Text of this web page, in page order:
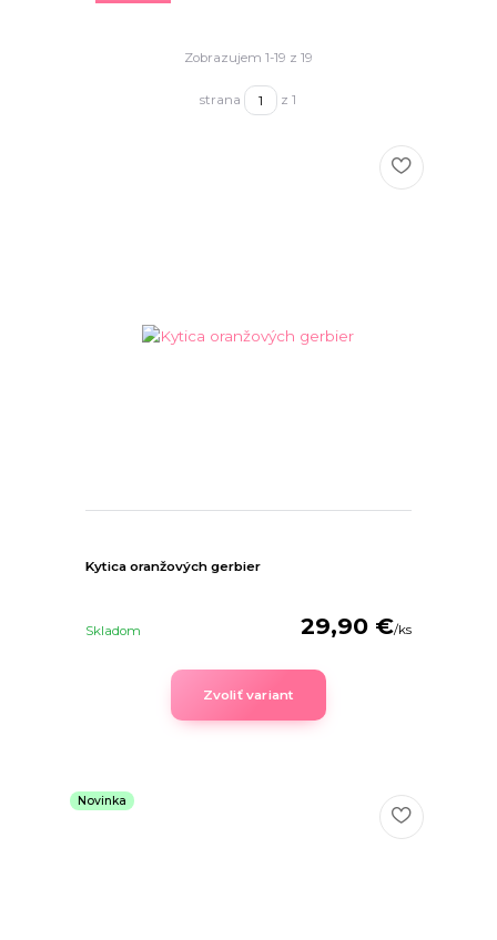
Zobrazujem 1-19 z 19
strana z 1
Kytica oranžových gerbier
29,90 €/ks
Skladom
Zvoliť variant
Novinka